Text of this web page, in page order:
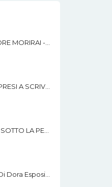
TRA 24 ORE MORIRAI - Di Lisa Imparato - Edizioni MEA
E POI RIPRESI A SCRIVERE Di Nicola Mucci - Edizioni MEA
MOSTRI SOTTO LA PELLE Di Rossana Lamberti - Edizioni MEA
FIGLIE - Di Dora Esposito - Edizioni MEA